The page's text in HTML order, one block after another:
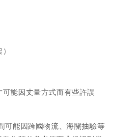
能因丈量方式而有些許誤
可能因跨國物流、海關抽驗等